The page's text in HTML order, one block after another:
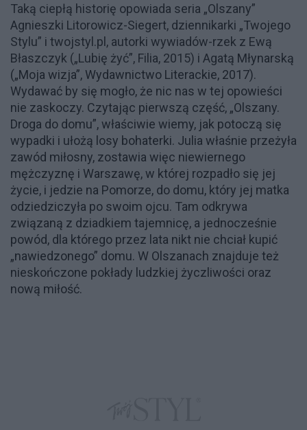
Taką ciepłą historię opowiada seria „Olszany”
Agnieszki Litorowicz-Siegert, dziennikarki „Twojego
Stylu” i twojstyl.pl, autorki wywiadów-rzek z Ewą
Błaszczyk („Lubię żyć”, Filia, 2015) i Agatą Młynarską
(„Moja wizja”, Wydawnictwo Literackie, 2017).
Wydawać by się mogło, że nic nas w tej opowieści
nie zaskoczy. Czytając pierwszą część, „Olszany.
Droga do domu”, właściwie wiemy, jak potoczą się
wypadki i ułożą losy bohaterki. Julia właśnie przeżyła
zawód miłosny, zostawia więc niewiernego
mężczyznę i Warszawę, w której rozpadło się jej
życie, i jedzie na Pomorze, do domu, który jej matka
odziedziczyła po swoim ojcu. Tam odkrywa
związaną z dziadkiem tajemnicę, a jednocześnie
powód, dla którego przez lata nikt nie chciał kupić
„nawiedzonego” domu. W Olszanach znajduje też
nieskończone pokłady ludzkiej życzliwości oraz
nową miłość.